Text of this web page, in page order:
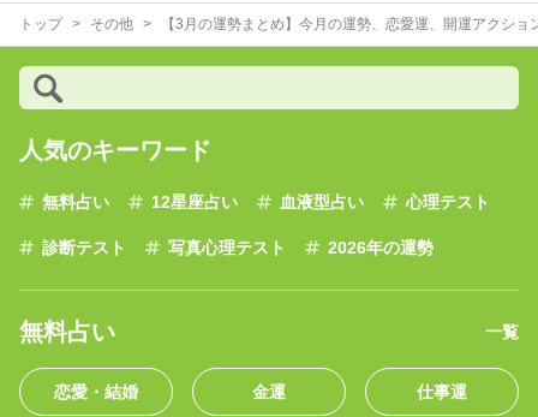
トップ その他 【3月の運勢まとめ】今月の運勢、恋愛運、開運アクショ
人気のキーワード
無料占い 12星座占い 血液型占い 心理テスト
診断テスト 写真心理テスト 2026年の運勢
無料占い 一覧
恋愛・結婚 金運 仕事運